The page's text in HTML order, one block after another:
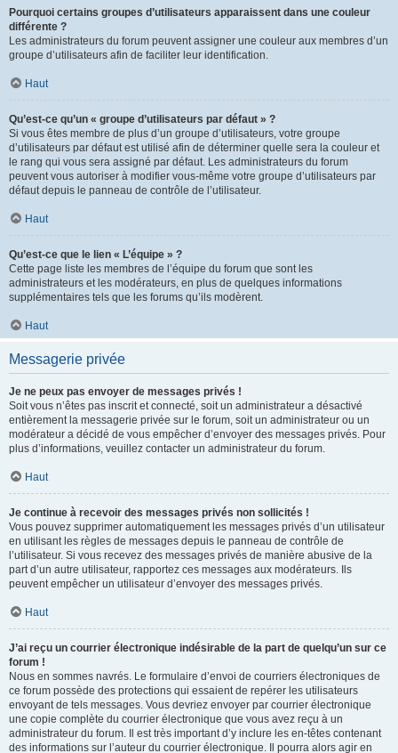
Pourquoi certains groupes d’utilisateurs apparaissent dans une couleur
différente ?
Les administrateurs du forum peuvent assigner une couleur aux membres d’un
groupe d’utilisateurs afin de faciliter leur identification.
Haut
Qu’est-ce qu’un « groupe d’utilisateurs par défaut » ?
Si vous êtes membre de plus d’un groupe d’utilisateurs, votre groupe
d’utilisateurs par défaut est utilisé afin de déterminer quelle sera la couleur et
le rang qui vous sera assigné par défaut. Les administrateurs du forum
peuvent vous autoriser à modifier vous-même votre groupe d’utilisateurs par
défaut depuis le panneau de contrôle de l’utilisateur.
Haut
Qu’est-ce que le lien « L’équipe » ?
Cette page liste les membres de l’équipe du forum que sont les
administrateurs et les modérateurs, en plus de quelques informations
supplémentaires tels que les forums qu’ils modèrent.
Haut
Messagerie privée
Je ne peux pas envoyer de messages privés !
Soit vous n’êtes pas inscrit et connecté, soit un administrateur a désactivé
entièrement la messagerie privée sur le forum, soit un administrateur ou un
modérateur a décidé de vous empêcher d’envoyer des messages privés. Pour
plus d’informations, veuillez contacter un administrateur du forum.
Haut
Je continue à recevoir des messages privés non sollicités !
Vous pouvez supprimer automatiquement les messages privés d’un utilisateur
en utilisant les règles de messages depuis le panneau de contrôle de
l’utilisateur. Si vous recevez des messages privés de manière abusive de la
part d’un autre utilisateur, rapportez ces messages aux modérateurs. Ils
peuvent empêcher un utilisateur d’envoyer des messages privés.
Haut
J’ai reçu un courrier électronique indésirable de la part de quelqu’un sur ce
forum !
Nous en sommes navrés. Le formulaire d’envoi de courriers électroniques de
ce forum possède des protections qui essaient de repérer les utilisateurs
envoyant de tels messages. Vous devriez envoyer par courrier électronique
une copie complète du courrier électronique que vous avez reçu à un
administrateur du forum. Il est très important d’y inclure les en-têtes contenant
des informations sur l’auteur du courrier électronique. Il pourra alors agir en